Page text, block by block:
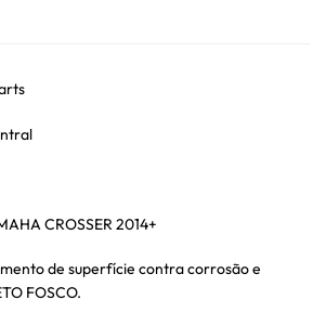
CROSSER 2014+
de superfície contra corrosão e
FOSCO.